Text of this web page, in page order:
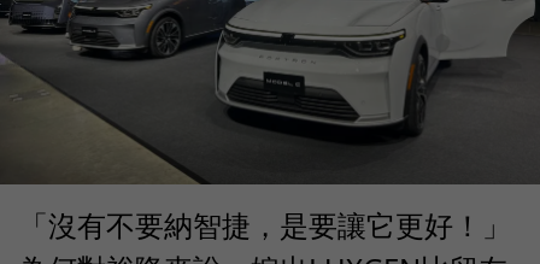
「沒有不要納智捷，是要讓它更好！」